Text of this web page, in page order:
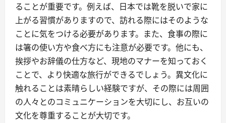
ることが重要です。例えば、日本では靴を脱いで家に
上がる習慣がありますので、訪れる際にはそのような
ことに気をつける必要があります。また、食事の際に
は箸の使い方や食べ方にも注意が必要です。他にも、
挨拶やお辞儀の仕方など、現地のマナーを知っておく
ことで、より快適な旅行ができるでしょう。異文化に
触れることは素晴らしい経験ですが、その際には周囲
の人々とのコミュニケーションを大切にし、お互いの
文化を尊重することが大切です。